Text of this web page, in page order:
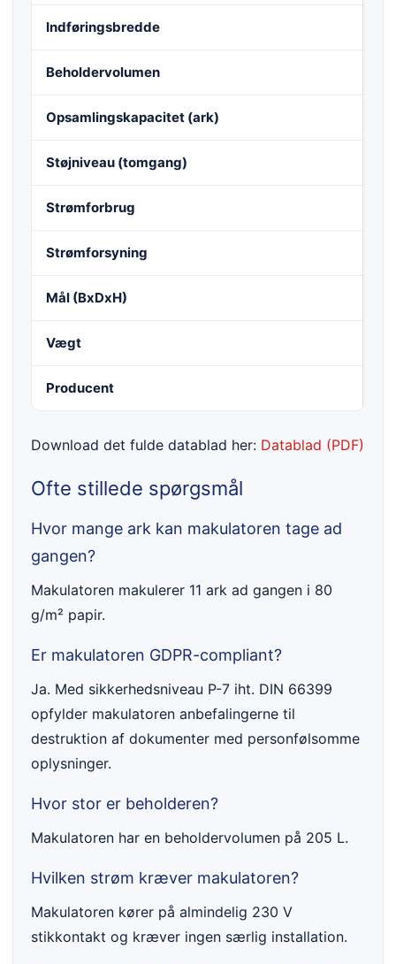
Indføringsbredde
Beholdervolumen
Opsamlingskapacitet (ark)
Støjniveau (tomgang)
Strømforbrug
Strømforsyning
Mål (BxDxH)
Vægt
Producent
Download det fulde datablad her: Datablad (PDF)
Ofte stillede spørgsmål
Hvor mange ark kan makulatoren tage ad
gangen?
Makulatoren makulerer 11 ark ad gangen i 80
g/m² papir.
Er makulatoren GDPR-compliant?
Ja. Med sikkerhedsniveau P-7 iht. DIN 66399
opfylder makulatoren anbefalingerne til
destruktion af dokumenter med personfølsomme
oplysninger.
Hvor stor er beholderen?
Makulatoren har en beholdervolumen på 205 L.
Hvilken strøm kræver makulatoren?
Makulatoren kører på almindelig 230 V
stikkontakt og kræver ingen særlig installation.